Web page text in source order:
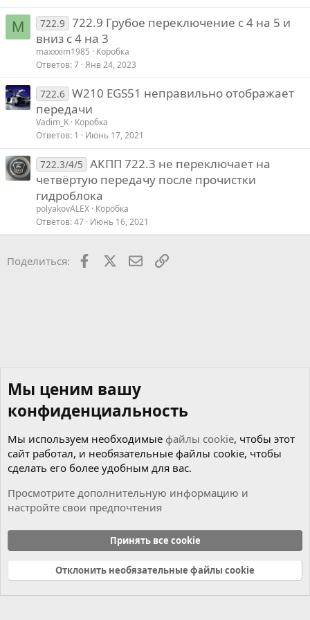
M 722.9 722.9 Грубое переключение с 4 на 5 и
вниз с 4 на 3
maxxxim1985
Коробка
Ответов 7 Янв 24, 2023
722.6 W210 EGS51 неправильно отображает
передачи
Vadim_K Коробка
Ответов 1 Июнь 17, 2021
722.3/4/5 АКПП 722.3 не переключает на
четвёртую передачу после прочистки
гидроблока
polyakovALEX Коробка
Ответов 47 Июнь 16, 2021
Поделиться: Facebook ПочтаСсылкой
Cookies
Russian (RU)
Связь с нами
Условия и правила
Политика конфиденциальности
Справка Главная
R
Мы ценим вашу
конфиденциальность
Мы используем необходимые файлы cookie, чтобы этот
сайт работал, и необязательные файлы cookie, чтобы
сделать его более удобным для вас.
Просмотрите дополнительную информацию и
настройте свои предпочтения
Принять все cookie
Отклонить необязательные файлы cookie